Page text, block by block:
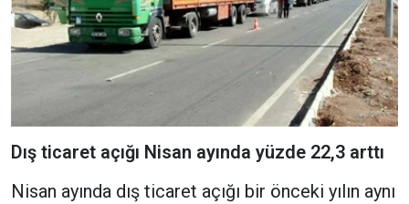
Dış ticaret açığı Nisan ayında yüzde 22,3 arttı
Nisan ayında dış ticaret açığı bir önceki yılın aynı